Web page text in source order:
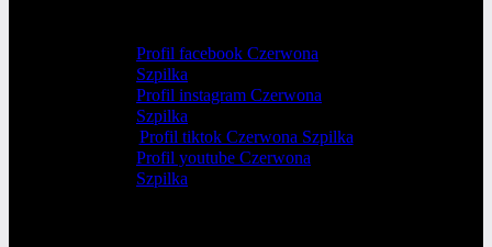
Profil facebook Czerwona
Szpilka
Profil instagram Czerwona
Szpilka
Profil tiktok Czerwona Szpilka
Profil youtube Czerwona
Szpilka